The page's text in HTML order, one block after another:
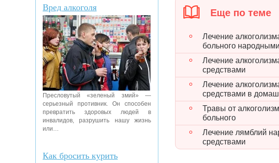
Еще по теме
Лечение
больного
Лечение
средствами
Лечение
средствами в
Травы от
больного
Лечение лямблий
средствами
Вред алкоголя
Пресловутый «зеленый змий» —
серьезный противник. Он способен
превратить здоровых людей в
инвалидов, разрушить нашу жизнь
или…
Как бросить курить